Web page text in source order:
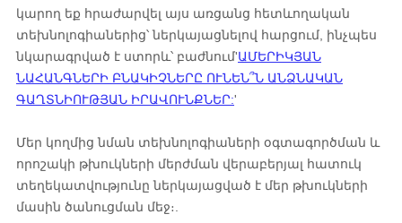
կարող եք հրաժարվել այս առցանց հետևողական
տեխնոլոգիաներից՝ ներկայացնելով հարցում, ինչպես
նկարագրված է ստորև՝ բաժնում'ԱՄԵՐԻԿՅԱՆ
ՆԱՀԱՆԳՆԵՐԻ ԲՆԱԿԻՉՆԵՐԸ ՈՒՆԵՆ՞Ն ԱՆՁՆԱԿԱՆ
ԳԱՂՏՆԻՈՒԹՅԱՆ ԻՐԱՎՈՒՆՔՆԵՐ:'
Մեր կողմից նման տեխնոլոգիաների օգտագործման և
որոշակի թխուկների մերժման վերաբերյալ հատուկ
տեղեկատվությունը ներկայացված է մեր թխուկների
մասին ծանուցման մեջ։